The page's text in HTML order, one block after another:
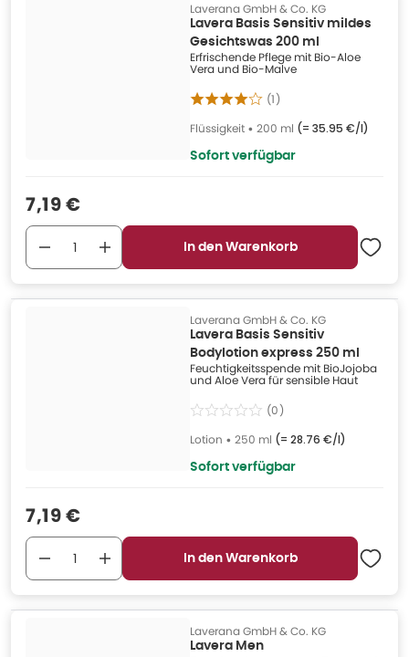
Laverana GmbH & Co. KG
Lavera Basis Sensitiv mildes
Gesichtswas 200 ml
Erfrischende Pflege mit Bio-Aloe
Vera und Bio-Malve
(1)
Flüssigkeit • 200 ml (= 35.95 €/l)
Sofort verfügbar
Verkaufspreis
7,19 €
In den Warenkorb
Laverana GmbH & Co. KG
Lavera Basis Sensitiv
Bodylotion express 250 ml
Feuchtigkeitsspende mit BioJojoba
und Aloe Vera für sensible Haut
(0)
Lotion • 250 ml (= 28.76 €/l)
Sofort verfügbar
Verkaufspreis
7,19 €
In den Warenkorb
Laverana GmbH & Co. KG
Lavera Men